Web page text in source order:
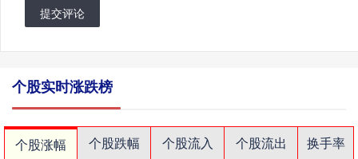
提交评论
个股实时涨跌榜
个股涨幅 个股跌幅 个股流入 个股流出
换手率